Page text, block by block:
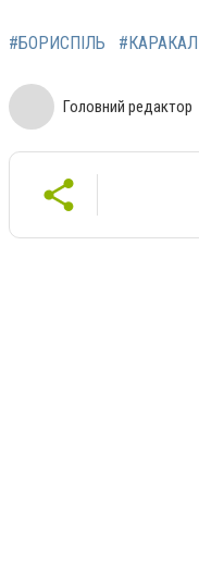
#БОРИСПІЛЬ #КАРАКАЛ
Головний редактор